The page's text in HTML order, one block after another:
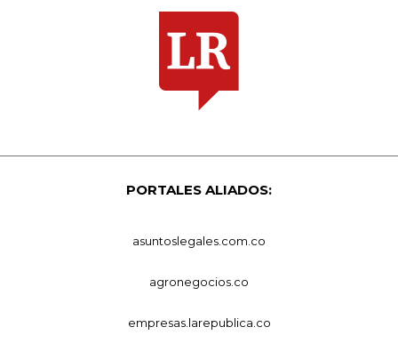
PORTALES ALIADOS:
asuntoslegales.com.co
agronegocios.co
empresas.larepublica.co